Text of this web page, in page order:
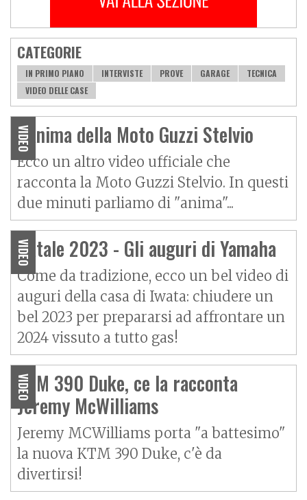
CATEGORIE
IN PRIMO PIANO INTERVISTE PROVE GARAGE
TECNICA
VIDEO DELLE CASE
VIDEO
L'anima della Moto Guzzi Stelvio
Ecco un altro video ufficiale che
racconta la Moto Guzzi Stelvio. In questi
due minuti parliamo di "anima"...
VIDEO
Natale 2023 - Gli auguri di Yamaha
Come da tradizione, ecco un bel video di
auguri della casa di Iwata: chiudere un
bel 2023 per prepararsi ad affrontare un
2024 vissuto a tutto gas!
VIDEO
KTM 390 Duke, ce la racconta
Jeremy McWilliams
Jeremy MCWilliams porta "a battesimo"
la nuova KTM 390 Duke, c'è da
divertirsi!